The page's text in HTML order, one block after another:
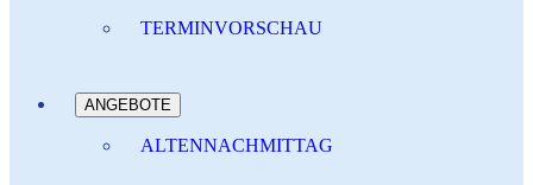
TERMINVORSCHAU
ANGEBOTE
ALTENNACHMITTAG